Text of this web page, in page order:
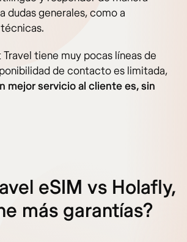
dudas generales, como a
tiene muy pocas líneas de
de contacto es limitada,
mejor servicio al cliente es, sin
eSIM vs Holafly,
más garantías?